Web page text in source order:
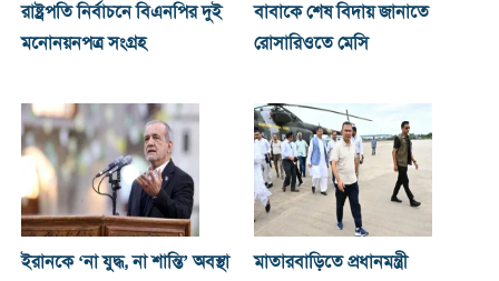
রাষ্ট্রপতি নির্বাচনে বিএনপির দুই
মনোনয়নপত্র সংগ্রহ
বাবাকে শেষ বিদায় জানাতে
রোসারিওতে মেসি
ইরানকে ‘না যুদ্ধ, না শান্তি’ অবস্থা
মাতারবাড়িতে প্রধানমন্ত্রী